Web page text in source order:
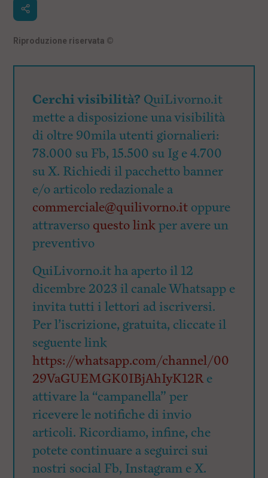
Riproduzione riservata ©
Cerchi visibilità? QuiLivorno.it
mette a disposizione una visibilità
di oltre 90mila utenti giornalieri:
78.000 su Fb, 15.500 su Ig e 4.700
su X. Richiedi il pacchetto banner
e/o articolo redazionale a
commerciale@quilivorno.it oppure
attraverso questo linkper avere un
preventivo
QuiLivorno.it ha aperto il 12
dicembre 2023 il canale Whatsapp e
invita tutti i lettori ad iscriversi.
Per l’iscrizione, gratuita, cliccate il
seguente link
https://whatsapp.com/channel/00
29VaGUEMGK0IBjAhIyK12Re
attivare la “campanella” per
ricevere le notifiche di invio
articoli. Ricordiamo, infine, che
potete continuare a seguirci sui
nostri social Fb, Instagram e X.